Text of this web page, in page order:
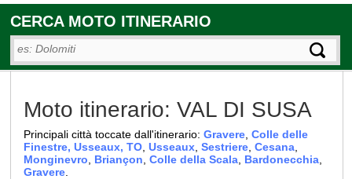
CERCA MOTO ITINERARIO
Moto itinerario: VAL DI SUSA
Principali città toccate dall'itinerario:Gravere ,Colle delle
Finestre, Usseaux, TO ,Usseaux ,Sestriere ,Cesana
Monginevro
Briançon ,Colle della Scala Bardonecchia
Gravere